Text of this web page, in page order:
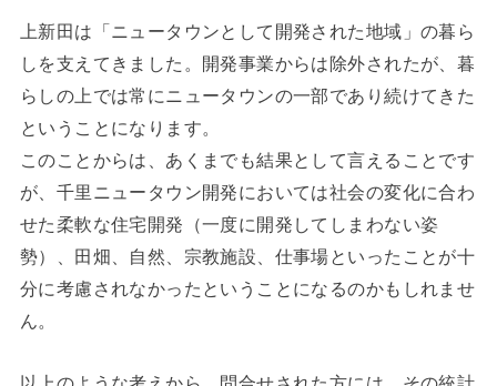
上新田は「ニュータウンとして開発された地域」の暮ら
しを支えてきました。開発事業からは除外されたが、暮
らしの上では常にニュータウンの一部であり続けてきた
ということになります。
このことからは、あくまでも結果として言えることです
が、千里ニュータウン開発においては社会の変化に合わ
せた柔軟な住宅開発（一度に開発してしまわない姿
勢）、田畑、自然、宗教施設、仕事場といったことが十
分に考慮されなかったということになるのかもしれませ
ん。